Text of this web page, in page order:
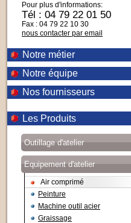
Pour plus d'informations:
Tél : 04 79 22 01 50
Fax : 04 79 22 10 30
nous contacter par email
Notre métier
Notre équipe
Nos fournisseurs
Les Produits
Outillage d'atelier
Equipement d'atelier
Air comprimé
Peinture
Machine outil acier
Graissage